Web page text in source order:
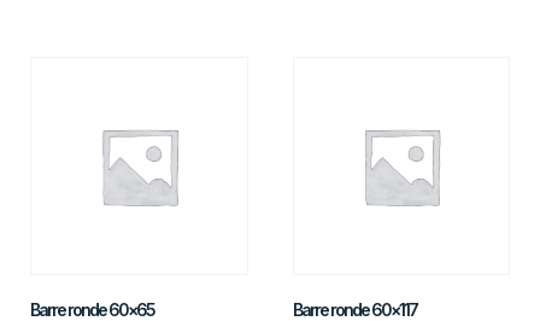
Barre ronde 60×65 Barre ronde 60×117